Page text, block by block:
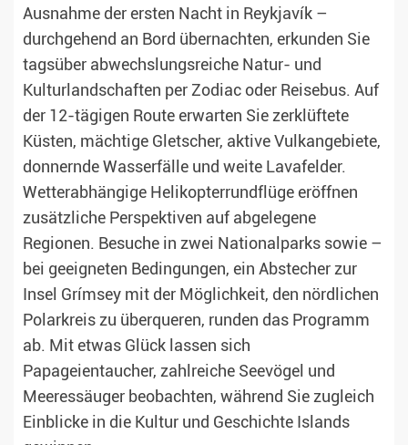
Ausnahme der ersten Nacht in Reykjavík –
durchgehend an Bord übernachten, erkunden Sie
tagsüber abwechslungsreiche Natur- und
Kulturlandschaften per Zodiac oder Reisebus. Auf
der 12-tägigen Route erwarten Sie zerklüftete
Küsten, mächtige Gletscher, aktive Vulkangebiete,
donnernde Wasserfälle und weite Lavafelder.
Wetterabhängige Helikopterrundflüge eröffnen
zusätzliche Perspektiven auf abgelegene
Regionen. Besuche in zwei Nationalparks sowie –
bei geeigneten Bedingungen, ein Abstecher zur
Insel Grímsey mit der Möglichkeit, den nördlichen
Polarkreis zu überqueren, runden das Programm
ab. Mit etwas Glück lassen sich
Papageientaucher, zahlreiche Seevögel und
Meeressäuger beobachten, während Sie zugleich
Einblicke in die Kultur und Geschichte Islands